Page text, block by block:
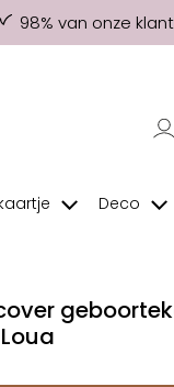
98% van onze
Deco